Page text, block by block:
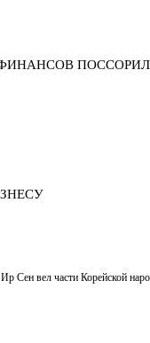
Сен вел части Корейской